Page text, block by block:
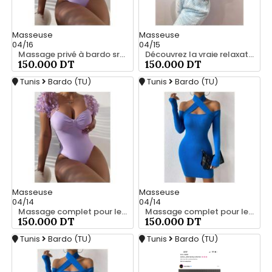
Masseuse
04/16
Massage privé à bardo srd 55066248
150.000 DT
Masseuse
04/15
Découvrez la vraie relaxation pour les hommes srd à bardo 55066248
150.000 DT
Tunis Bardo (TU)
Masseuse
04/14
Massage complet pour les hommes srd à bardo
150.000 DT
Tunis Bardo (TU)
Masseuse
04/14
Massage complet pour les hommes srd à bardo 56066248
150.000 DT
Tunis Bardo (TU) Tunis Bardo (TU)